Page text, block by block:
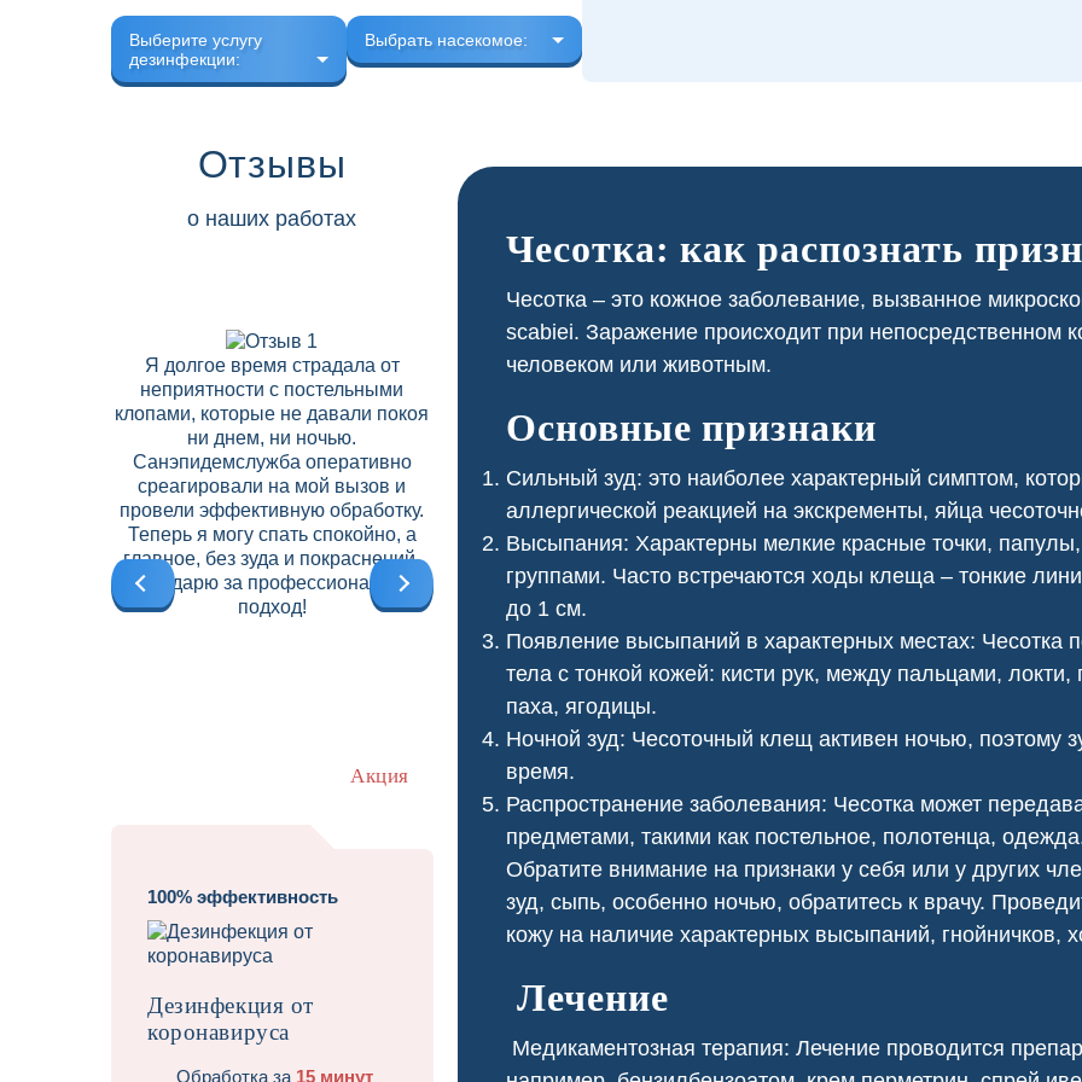
Выберите услугу
дезинфекции:
Выбрать насекомое:
Отзывы
о наших работах
Я долгое время страдала от
неприятности с постельными
клопами, которые не давали покоя
ни днем, ни ночью.
Санэпидемслужба оперативно
среагировали на мой вызов и
провели эффективную обработку.
Теперь я могу спать спокойно, а
главное, без зуда и покраснений.
Благодарю за профессиональный
подход!
В нашем ресторане постоянно
соседних нежилых помещений.
Дезобработка заключили с нами
что позволило нам избавиться от
вредителей и поддерживать
высокий уровень санитарной
представлял угрозу для здоровья.
химическую обработку участка,
ликвидировав сорняки и
обезопасив нашу территорию.
Акция
100% эффективность
Дезинфекция от
коронавируса
Обработка за 15 минут
Чесотка: как распознать
Чесотка – это кожное заболевание, вызванное
scabiei. Заражение происходит при непосредственном
человеком или животным.
Основные признаки
Сильный зуд: это наиболее характерный симптом,
аллергической реакцией на экскременты, яйца
Высыпания: Характерны мелкие красные точки,
группами. Часто встречаются ходы клеща – тонкие
до 1 см.
Появление высыпаний в характерных местах: Чесотка
тела с тонкой кожей: кисти рук, между пальцами,
паха, ягодицы.
Ночной зуд: Чесоточный клещ активен ночью, поэтому
время.
Распространение заболевания: Чесотка может
предметами, такими как постельное, полотенца,
Обратите внимание на признаки у себя или у других
зуд, сыпь, особенно ночью, обратитесь к врачу.
кожу на наличие характерных высыпаний, гнойничков,
Лечение
Медикаментозная терапия: Лечение проводится